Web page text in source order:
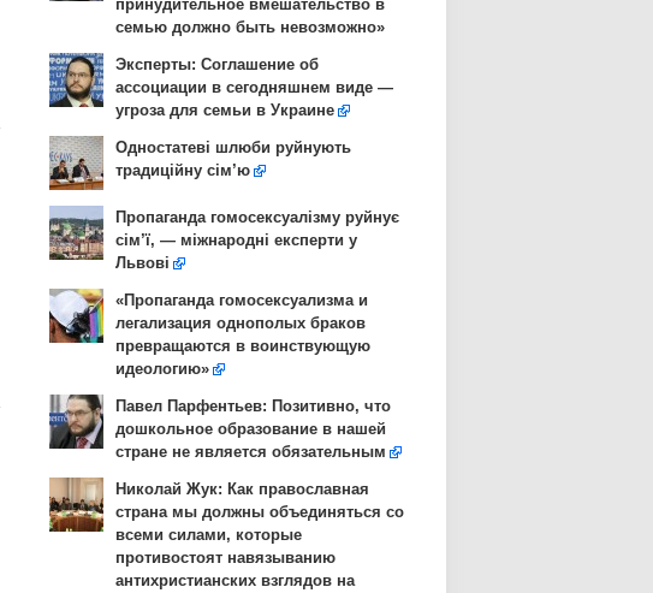
принудительное вмешательство в
семью должно быть невозможно»
Эксперты: Соглашение об
ассоциации в сегодняшнем виде —
угроза для семьи в Украине
Одностатеві шлюби руйнують
традиційну сім’ю
Пропаганда гомосексуалізму руйнує
сім’ї, — міжнародні експерти у
Львові
«Пропаганда гомосексуализма и
легализация однополых браков
превращаются в воинствующую
идеологию»
Павел Парфентьев: Позитивно, что
дошкольное образование в нашей
стране не является обязательным
Николай Жук: Как православная
страна мы должны объединяться со
всеми силами, которые
противостоят навязыванию
антихристианских взглядов на